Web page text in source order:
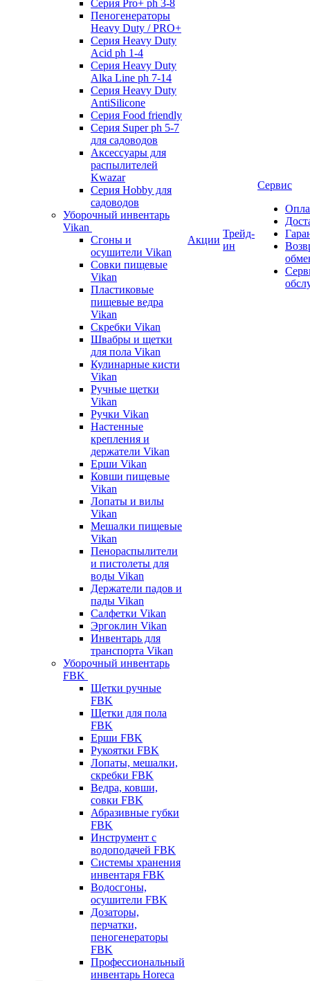
Серия Pro+ ph 3-8
Пеногенераторы
Heavy Duty / PRO+
Серия Heavy Duty
Acid ph 1-4
Серия Heavy Duty
Alka Line ph 7-14
Серия Heavy Duty
AntiSilicone
Серия Food friendly
Серия Super ph 5-7
для садоводов
Аксессуары для
распылителей
Kwazar
Серия Hobby для
садоводов
Уборочный инвентарь
Vikan
Сгоны и
осушители Vikan
Совки пищевые
Vikan
Пластиковые
пищевые ведра
Vikan
Скребки Vikan
Швабры и щетки
для пола Vikan
Кулинарные кисти
Vikan
Ручные щетки
Vikan
Ручки Vikan
Настенные
крепления и
держатели Vikan
Ерши Vikan
Ковши пищевые
Vikan
Лопаты и вилы
Vikan
Мешалки пищевые
Vikan
Пенораспылители
и пистолеты для
воды Vikan
Держатели падов и
пады Vikan
Салфетки Vikan
Эргоклин Vikan
Инвентарь для
транспорта Vikan
Уборочный инвентарь
FBK
Щетки ручные
FBK
Щетки для пола
FBK
Ерши FBK
Рукоятки FBK
Лопаты, мешалки,
скребки FBK
Ведра, ковши,
совки FBK
Абразивные губки
FBK
Инструмент с
водоподачей FBK
Системы хранения
инвентаря FBK
Водосгоны,
осушители FBK
Дозаторы,
перчатки,
пеногенераторы
FBK
Профессиональный
инвентарь Horeca
Акции
Трейд-
ин
Сервис